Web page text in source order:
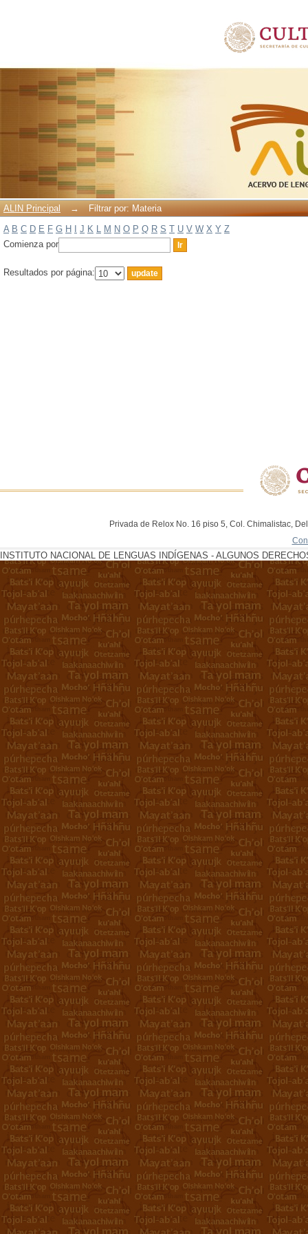
ALIN Principal →
Filtrar por: Materia
A B C D E F G H J K L M N O P Q R S T U V W X Y Z
Comienza por
Resultados por página:
Privada de Relox No. 16 piso 5, Col. Chimalistac,
INSTITUTO NACIONAL DE LENGUAS INDÍGENAS - ALGUNOS